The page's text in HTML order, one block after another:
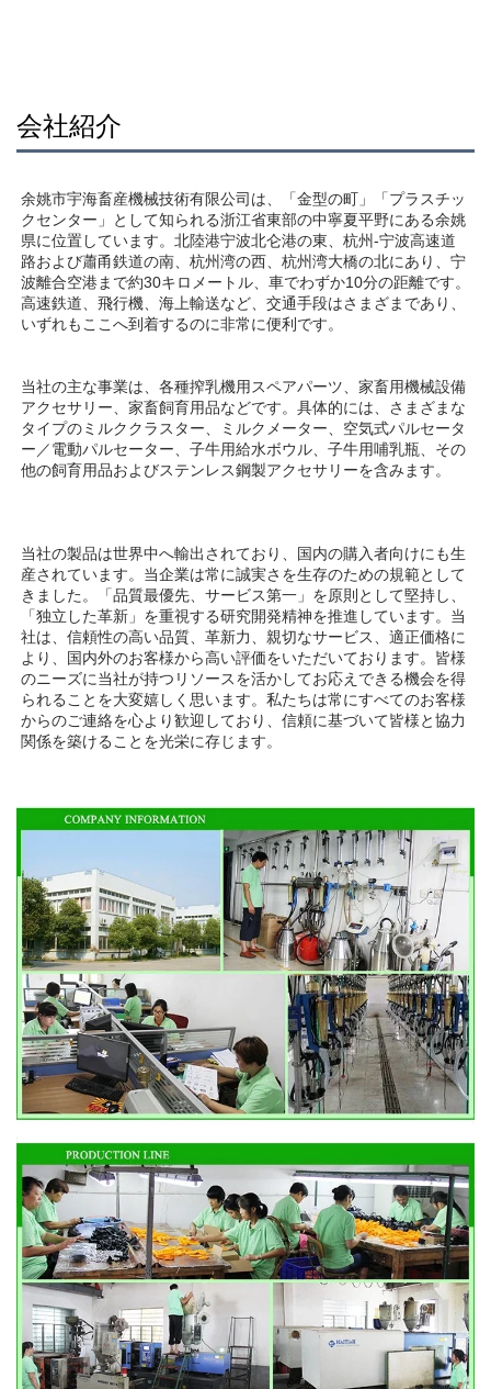
会社紹介
余姚市宇海畜産機械技術有限公司は、「金型の町」「プラスチッ
クセンター」として知られる浙江省東部の中寧夏平野にある余姚
県に位置しています。北陸港宁波北仑港の東、杭州-宁波高速道
路および蕭甬鉄道の南、杭州湾の西、杭州湾大橋の北にあり、宁
波離合空港まで約30キロメートル、車でわずか10分の距離です。
高速鉄道、飛行機、海上輸送など、交通手段はさまざまであり、
いずれもここへ到着するのに非常に便利です。
当社の主な事業は、各種搾乳機用スペアパーツ、家畜用機械設備
アクセサリー、家畜飼育用品などです。具体的には、さまざまな
タイプのミルククラスター、ミルクメーター、空気式パルセータ
ー／電動パルセーター、子牛用給水ボウル、子牛用哺乳瓶、その
他の飼育用品およびステンレス鋼製アクセサリーを含みます。
当社の製品は世界中へ輸出されており、国内の購入者向けにも生
産されています。当企業は常に誠実さを生存のための規範として
きました。「品質最優先、サービス第一」を原則として堅持し、
「独立した革新」を重視する研究開発精神を推進しています。当
社は、信頼性の高い品質、革新力、親切なサービス、適正価格に
より、国内外のお客様から高い評価をいただいております。皆様
のニーズに当社が持つリソースを活かしてお応えできる機会を得
られることを大変嬉しく思います。私たちは常にすべてのお客様
からのご連絡を心より歓迎しており、信頼に基づいて皆様と協力
関係を築けることを光栄に存じます。